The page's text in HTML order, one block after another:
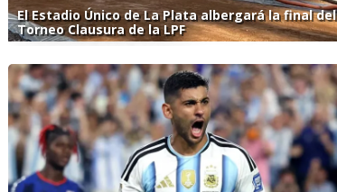
El Estadio Único de La Plata albergará la final del
Torneo Clausura de la LPF